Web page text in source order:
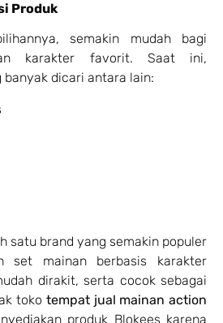
Produk
semakin mudah bagi
karakter favorit. Saat ini,
banyak dicari antara lain:
satu brand yang semakin populer
set mainan berbasis karakter
dirakit, serta cocok sebagai
toko tempat jual mainan action
produk Blokees karena